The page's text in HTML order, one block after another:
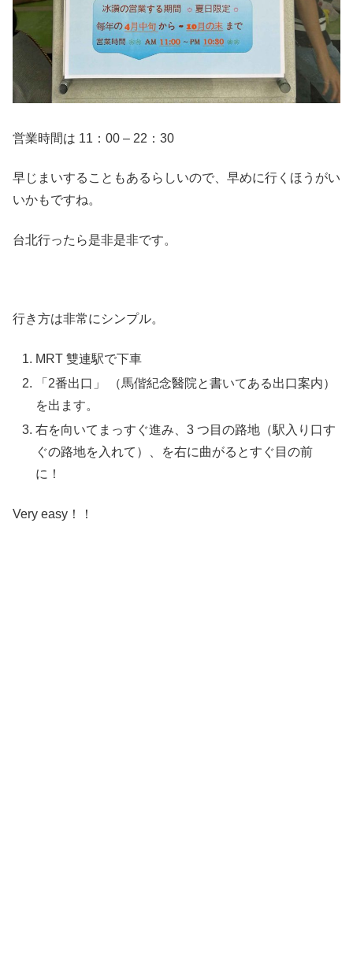
営業時間は 11：00 – 22：30
早じまいすることもあるらしいので、早めに行くほうがい
いかもですね。
台北行ったら是非是非です。
行き方は非常にシンプル。
MRT 雙連駅で下車
「2番出口」 （馬偕紀念醫院と書いてある出口案内）
を出ます。
右を向いてまっすぐ進み、3 つ目の路地（駅入り口す
ぐの路地を入れて）、を右に曲がるとすぐ目の前
に！
Very easy！！